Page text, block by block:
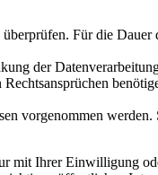
Für die Dauer
der
vorgenommen werden.
mit Ihrer Einwilligung